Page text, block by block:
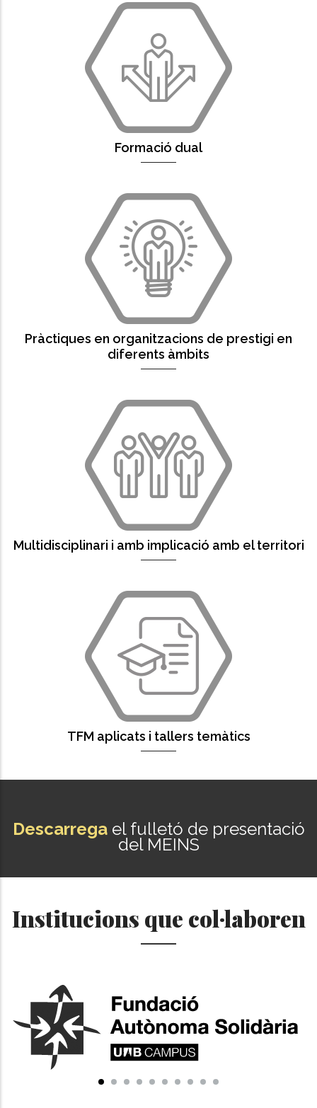
Formació dual
Pràctiques en organitzacions de prestigi en
diferents àmbits
Multidisciplinari i amb implicació amb el territori
TFM aplicats i tallers temàtics
Descarregael fulletó de presentació
del MEINS
Institucions que col·laboren